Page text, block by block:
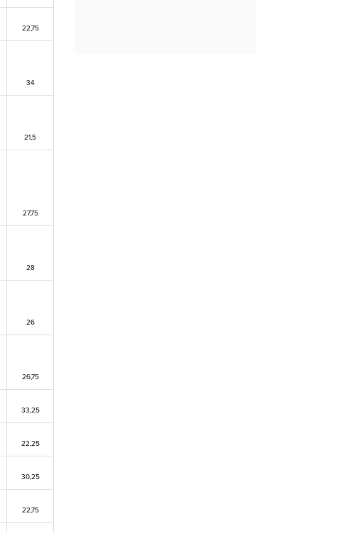
22,75
34
21,5
27,75
28
26
26,75
33,25
22,25
30,25
22,75